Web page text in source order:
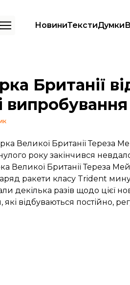
НовиниТекстиДумки
коментувати минулорічні
Британії
випробування
Великої Британії Тереза
року закінчився
Великої Британії Тереза
ракети класу Trident
декілька разів щодо цієї
відбуваються постійно,